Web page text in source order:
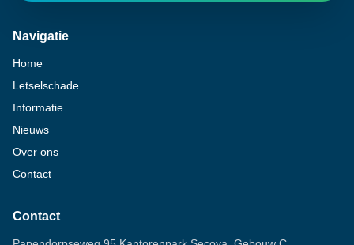
Navigatie
Home
Letselschade
Informatie
Nieuws
Over ons
Contact
Contact